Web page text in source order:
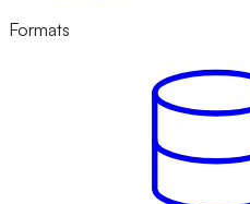
Formats